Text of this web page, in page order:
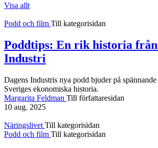
Visa allt
Podd och film Till kategorisidan
Poddtips: En rik historia från
Industri
Dagens Industris nya podd bjuder på
Sveriges ekonomiska historia.
Margarita Feldman Till författaresidan
10 aug. 2025
Näringslivet Till kategorisidan
Podd och film Till kategorisidan